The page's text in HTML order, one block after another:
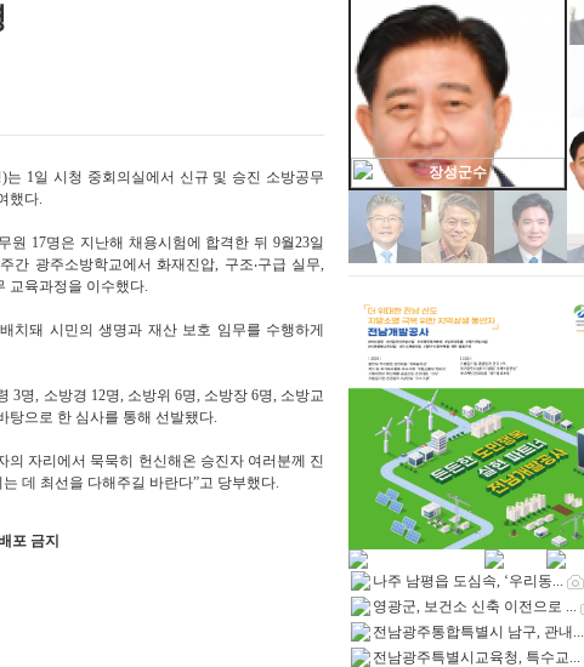
는 1일 시청 중회의실에서 신규 및 승진 소방공무
했다.
원 17명은 지난해 채용시험에 합격한 뒤 9월23일
간 광주소방학교에서 화재진압, 구조‧구급 실무,
교육과정을 이수했다.
치돼 시민의 생명과 재산 보호 임무를 수행하게
3명, 소방경 12명, 소방위 6명, 소방장 6명, 소방교
탕으로 한 심사를 통해 선발됐다.
자리에서 묵묵히 헌신해온 승진자 여러분께 진
데 최선을 다해주길 바란다”고 당부했다.
포 금지
장성군수
나주 남평읍 도심속, ‘우리동...
영광군, 보건소 신축 이전으로 ...
전남광주통합특별시 남구, 관내...
전남광주특별시교육청, 특수교...